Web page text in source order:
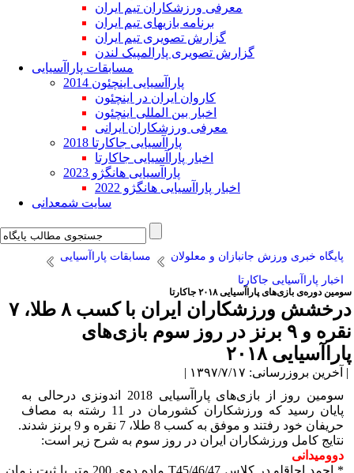
معرفی ورزشکاران تیم ایران
برنامه بازیهای تیم ایران
گزارش تصویری تیم ایران
گزارش تصویری پارالمپیک لندن
مسابقات پاراآسیایی
پاراآسیایی اینچئون 2014
کاروان ایران در اینچئون
اخبار بین المللی اینچئون
معرفی ورزشکاران ایرانی
پاراآسیایی جاکارتا 2018
اخبار پاراآسیایی جاکارتا
پاراآسیایی هانگژو 2023
اخبار پاراآسیایی هانگژو 2022
سایت شمعدانی
پایگاه خبری ورزش جانبازان و معلولان
مسابقات پاراآسیایی
اخبار پاراآسیایی جاکارتا
سومین دوره‌ی بازی‌های پاراآسیایی ۲۰۱۸ جاکارتا
درخشش ورزشکاران ایران با کسب ۸ طلا، ۷
نقره و ۹ برنز در روز سوم بازی‌های
پاراآسیایی ۲۰۱۸
| آخرین بروزرسانی: ۱۳۹۷/۷/۱۷ |
سومین روز از بازی‌های پاراآسیایی 2018 اندونزی درحالی به
پایان رسید که ورزشکاران کشورمان در 11 رشته به مصاف
حریفان خود رفتند و موفق به کسب 8 طلا، 7 نقره و 9 برنز شدند.
نتایج کامل ورزشکاران ایران در روز سوم به شرح زیر است:
دوومیدانی
* احمد اجاقلو در کلاس T45/46/47 ماده دوی 200 متر با ثبت زمان